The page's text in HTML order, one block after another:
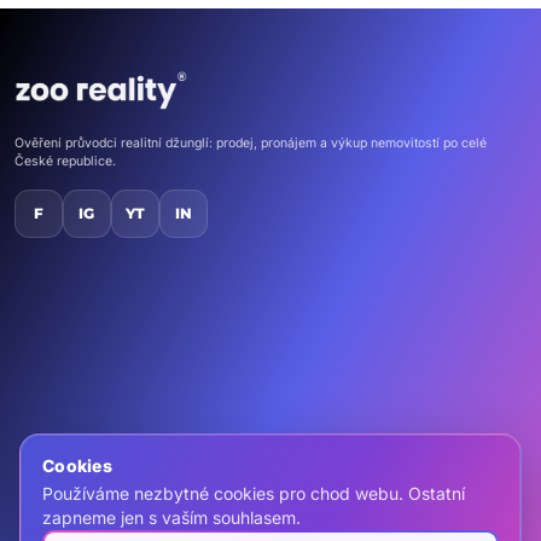
Ověření průvodci realitní džunglí: prodej, pronájem a výkup nemovitostí po celé
České republice.
F IG YT IN
+420 607 466 999
Cookies
Používáme nezbytné cookies pro chod webu. Ostatní
zapneme jen s vaším souhlasem.